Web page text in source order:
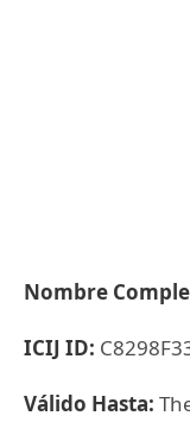
Nombre
ICIJ ID:
Válido Hasta: